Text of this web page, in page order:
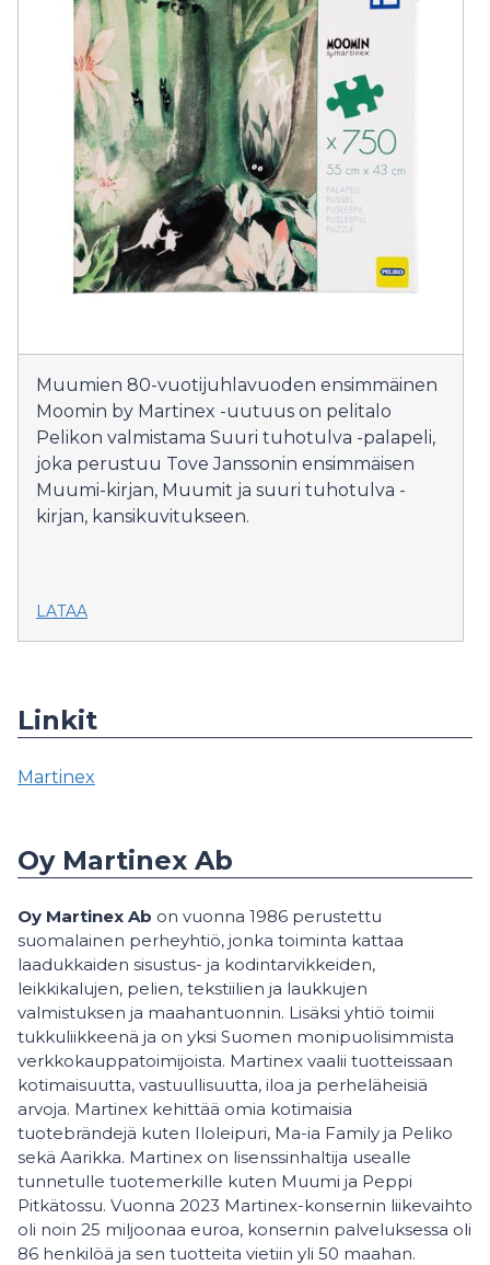
Muumien 80-vuotijuhlavuoden ensimmäinen
Moomin by Martinex -uutuus on pelitalo
Pelikon valmistama Suuri tuhotulva -palapeli,
joka perustuu Tove Janssonin ensimmäisen
Muumi-kirjan, Muumit ja suuri tuhotulva -
kirjan, kansikuvitukseen.
LATAA
Linkit
Martinex
Oy Martinex Ab
Oy Martinex Ab on vuonna 1986 perustettu
suomalainen perheyhtiö, jonka toiminta kattaa
laadukkaiden sisustus- ja kodintarvikkeiden,
leikkikalujen, pelien, tekstiilien ja laukkujen
valmistuksen ja maahantuonnin. Lisäksi yhtiö toimii
tukkuliikkeenä ja on yksi Suomen monipuolisimmista
verkkokauppatoimijoista. Martinex vaalii tuotteissaan
kotimaisuutta, vastuullisuutta, iloa ja perheläheisiä
arvoja. Martinex kehittää omia kotimaisia
tuotebrändejä kuten Iloleipuri, Ma-ia Family ja Peliko
sekä Aarikka. Martinex on lisenssinhaltija usealle
tunnetulle tuotemerkille kuten Muumi ja Peppi
Pitkätossu. Vuonna 2023 Martinex-konsernin liikevaihto
oli noin 25 miljoonaa euroa, konsernin palveluksessa oli
86 henkilöä ja sen tuotteita vietiin yli 50 maahan.